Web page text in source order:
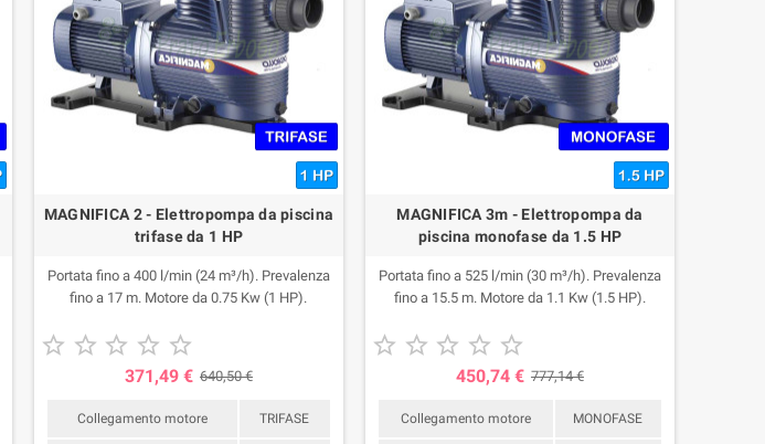
MAGNIFICA 2 - Elettropompa da piscina
trifase da 1 HP
Portata fino a 400 l/min (24 m³/h). Prevalenza
fino a 17 m. Motore da 0.75 Kw (1 HP).
    
371,49 € 640,50 €
Collegamento motore TRIFASE
MAGNIFICA 3m - Elettropompa da
piscina monofase da 1.5 HP
Portata fino a 525 l/min (30 m³/h). Prevalenza
fino a 15.5 m. Motore da 1.1 Kw (1.5 HP).
    
450,74 € 777,14 €
Collegamento motore MONOFASE